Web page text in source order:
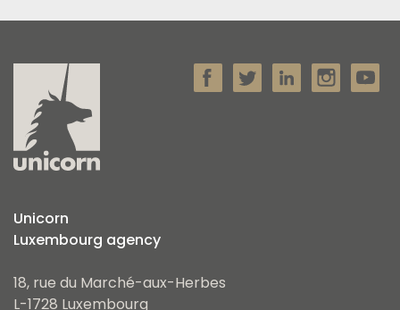
Unicorn
Luxembourg agency
18, rue du Marché-aux-Herbes
L-1728 Luxembourg